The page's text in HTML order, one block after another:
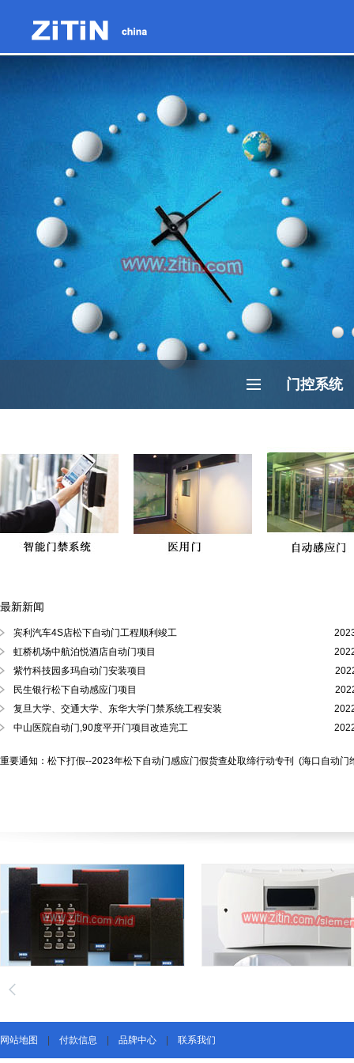
门控系统
最新新闻
宾利汽车4S店松下自动门工程顺利竣工
虹桥机场中航泊悦酒店自动门项目
紫竹科技园多玛自动门安装项目
民生银行松下自动感应门项目
复旦大学、交通大学、东华大学门禁系统工程安装
中山医院自动门,90度平开门项目改造完工
重要通知：松下打假--2023年松下自动门感应门假货查处取缔行动专刊 (海口自动门
网站地图 付款信息 品牌中心 联系我们